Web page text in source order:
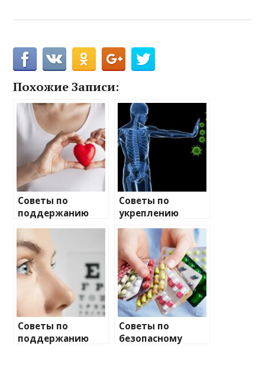
Похожие Записи:
Советы по
поддержанию
здоровья сердца
Советы по
укреплению
иммунной
системы
Советы по
поддержанию
Советы по
безопасному